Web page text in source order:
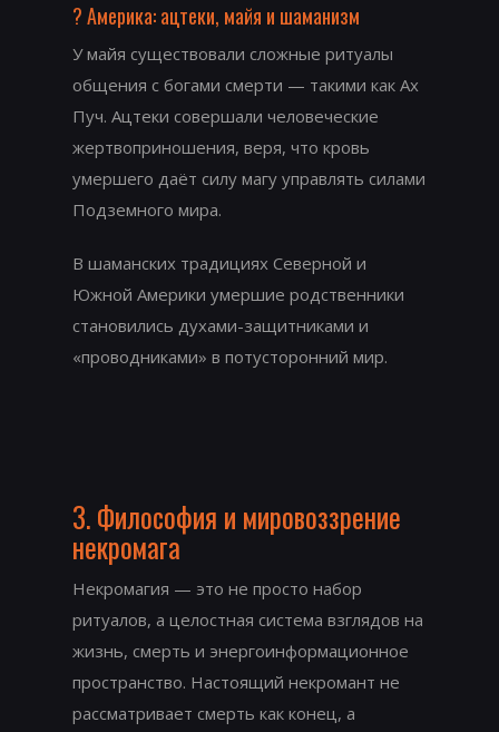
? Америка: ацтеки, майя и шаманизм
У майя существовали сложные ритуалы
общения с богами смерти — такими как Ах
Пуч. Ацтеки совершали человеческие
жертвоприношения, веря, что кровь
умершего даёт силу магу управлять силами
Подземного мира.
В шаманских традициях Северной и
Южной Америки умершие родственники
становились духами-защитниками и
«проводниками» в потусторонний мир.
3. Философия и мировоззрение
некромага
Некромагия — это не просто набор
ритуалов, а целостная система взглядов на
жизнь, смерть и энергоинформационное
пространство. Настоящий некромант не
рассматривает смерть как конец, а